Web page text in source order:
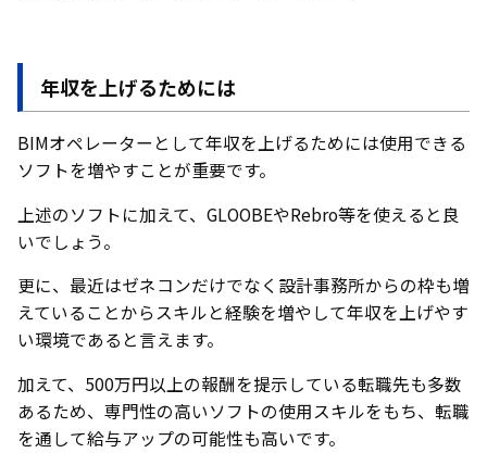
年収を上げるためには
BIMオペレーターとして年収を上げるためには使用できる
ソフトを増やすことが重要です。
上述のソフトに加えて、GLOOBEやRebro等を使えると良
いでしょう。
更に、最近はゼネコンだけでなく設計事務所からの枠も増
えていることからスキルと経験を増やして年収を上げやす
い環境であると言えます。
加えて、500万円以上の報酬を提示している転職先も多数
あるため、専門性の高いソフトの使用スキルをもち、転職
を通して給与アップの可能性も高いです。